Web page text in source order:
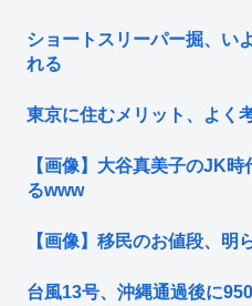
ショートスリーパー掘、い
れる
東京に住むメリット、よく
【画像】大谷真美子のJK
るwww
【画像】移民のお値段、明
台風13号、沖縄通過後に